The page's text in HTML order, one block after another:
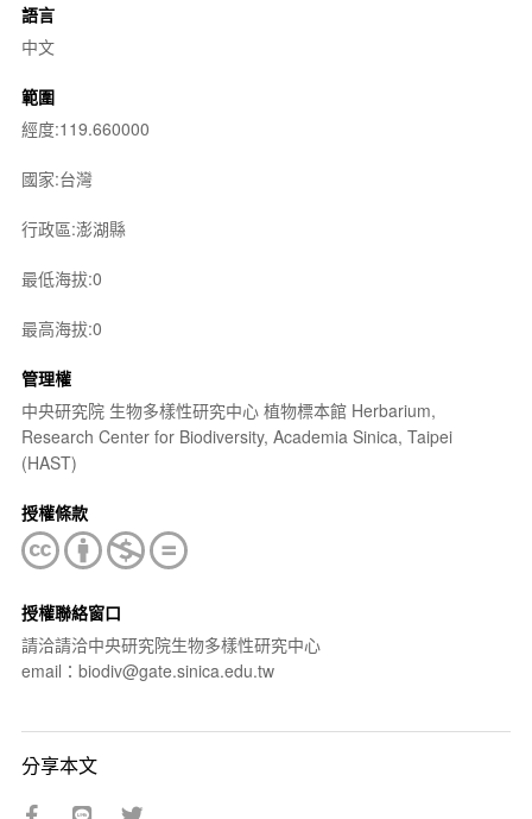
語言
中文
範圍
經度:119.660000
國家:台灣
行政區:澎湖縣
最低海拔:0
最高海拔:0
管理權
中央研究院 生物多樣性研究中心 植物標本館 Herbarium,
Research Center for Biodiversity, Academia Sinica, Taipei
(HAST)
授權條款
授權聯絡窗口
請洽請洽中央研究院生物多樣性研究中心
email：biodiv@gate.sinica.edu.tw
分享本文